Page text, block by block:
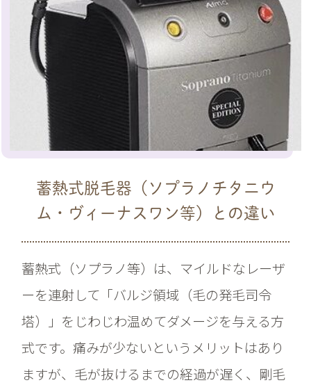
蓄熱式脱毛器（ソプラノチタニウ
ム・ヴィーナスワン等）との違い
蓄熱式（ソプラノ等）は、マイルドなレーザ
ーを連射して「バルジ領域（毛の発毛司令
塔）」をじわじわ温めてダメージを与える方
式です。痛みが少ないというメリットはあり
ますが、毛が抜けるまでの経過が遅く、剛毛